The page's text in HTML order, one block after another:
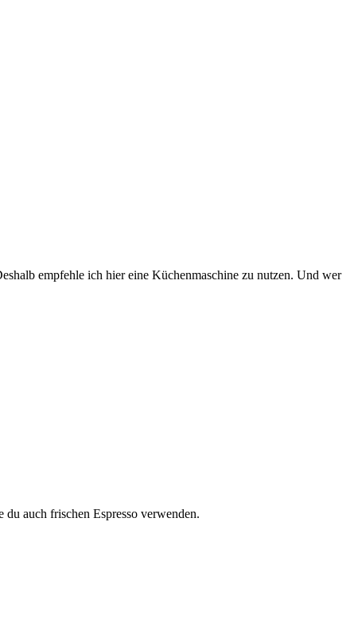
empfehle ich hier eine Küchenmaschine zu nutzen. Und wer
auch frischen Espresso verwenden.